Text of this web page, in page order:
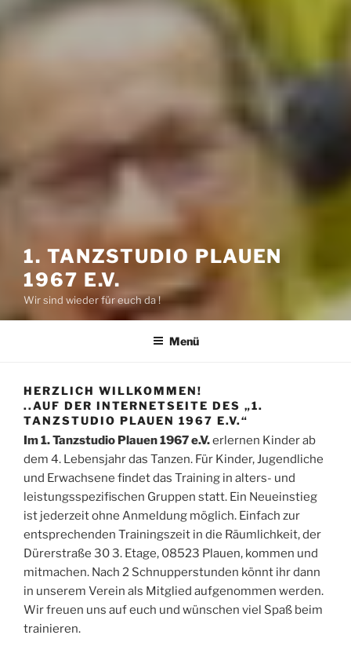
1. TANZSTUDIO PLAUEN
1967 E.V.
Wir sind wieder für euch da !
Menü
HERZLICH WILLKOMMEN!
..AUF DER INTERNETSEITE DES „1.
TANZSTUDIO PLAUEN 1967 E.V.“
Im 1. Tanzstudio Plauen 1967 e.V.erlernen Kinder ab
dem 4. Lebensjahr das Tanzen. Für Kinder, Jugendliche
und Erwachsene findet das Training in alters- und
leistungsspezifischen Gruppen statt. Ein Neueinstieg
ist jederzeit ohne Anmeldung möglich. Einfach zur
entsprechenden Trainingszeit in die Räumlichkeit, der
Dürerstraße 30 3. Etage, 08523 Plauen, kommen und
mitmachen. Nach 2 Schnupperstunden könnt ihr dann
in unserem Verein als Mitglied aufgenommen werden.
Wir freuen uns auf euch und wünschen viel Spaß beim
trainieren.